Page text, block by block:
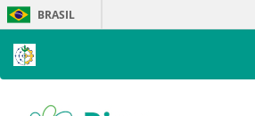
Skip
navigation
BRASIL